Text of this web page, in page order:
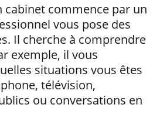
cabinet commence par un
vous pose des
Il cherche à comprendre
exemple, il vous
situations vous êtes
télévision,
ou conversations en